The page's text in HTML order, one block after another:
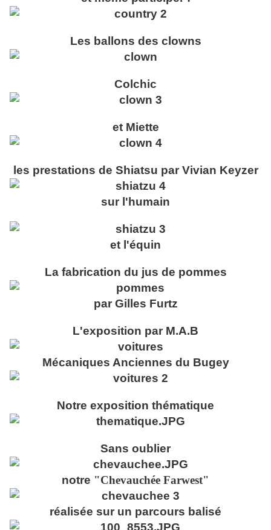
Les ballons des clowns
Colchic
et Miette
les prestations de Shiatsu par Vivian Keyzer
sur l'humain
et l'équin
La fabrication du jus de pommes
par Gilles Furtz
L'exposition par M.A.B
Mécaniques Anciennes du Bugey
Notre exposition thématique
Sans oublier
notre "Chevauchée Farwest"
réalisée sur un parcours balisé